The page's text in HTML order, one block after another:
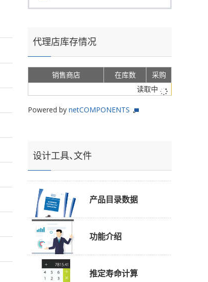
代理店库存情况
销售商店 在库数
采购
读取中
Powered by netCOMPONENTS
设计工具、文件
产品目录数据
功能介绍
推定寿命计算